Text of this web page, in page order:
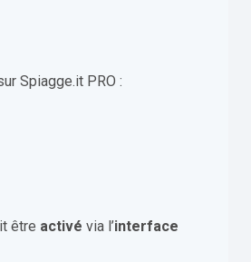
Spiagge.it PRO :
être activé via l’interface